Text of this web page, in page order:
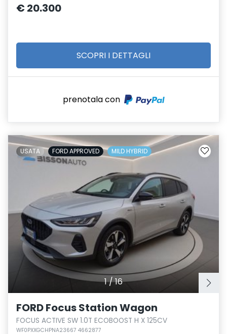
€ 20.300
SCOPRI I DETTAGLI
prenotala con
1/16
USATA FORD APPROVED MILD HYBRID
FORD Focus Station Wagon
FOCUS ACTIVE SW 1.0T ECOBOOST H X 125CV
WF0PXXGCHPNA23667 4662877